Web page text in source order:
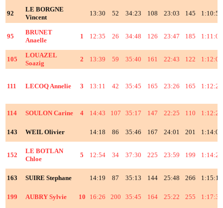
92
LE BORGNE
Vincent
13:30 52 34:23 108 23:03 145 1:10:54
95
BRUNET
Anaelle
1 12:35 26 34:48 126 23:47 185 1:11:08
105
LOUAZEL
Soazig
2 13:39 59 35:40 161 22:43 122 1:12:00
111 LECOQ Annelie 3 13:11 42 35:45 165 23:26 165 1:12:20
114 SOULON Carine 4 14:43 107 35:17 147 22:25 110 1:12:23
143 WEIL Olivier 14:18 86 35:46 167 24:01 201 1:14:03
152
LE BOTLAN
Chloe
5 12:54 34 37:30 225 23:59 199 1:14:21
163 SUIRE Stephane 14:19 87 35:13 144 25:48 266 1:15:19
199 AUBRY Sylvie 10 16:26 200 35:45 164 25:22 255 1:17:32